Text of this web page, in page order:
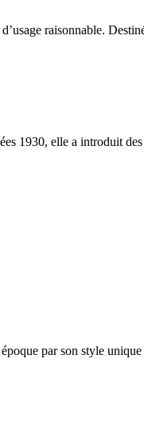
raisonnable.
1930, elle a introduit
par son style